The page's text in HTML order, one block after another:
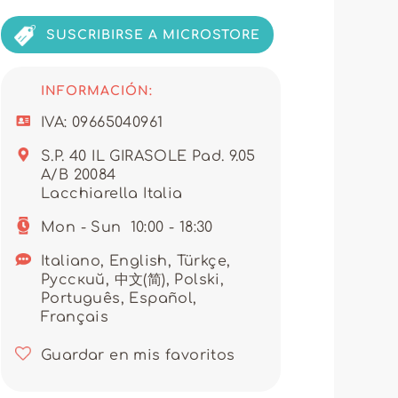
moderno; también son
para tus clientes.
con la excelencia.
también un acompañamiento
los márgenes.
fluidas, ofreciéndote una
e indispensables, ALAN
accedes a una oferta de
a largo plazo. No
experiencia de ventas
INFORMACIÓN:
IVA: 09665040961
S.P. 40 IL GIRASOLE Pad. 9.05
A/B 20084
Lacchiarella Italia
Mon - Sun 10:00 - 18:30
Italiano, English, Türkçe,
Pусский, 中文(简), Polski,
Português, Español,
Français
Guardar en mis favoritos
SUSCRIBIRSE A MICROSTORE